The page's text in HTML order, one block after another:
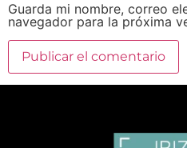
Guarda mi nombre, correo
navegador para la próxima